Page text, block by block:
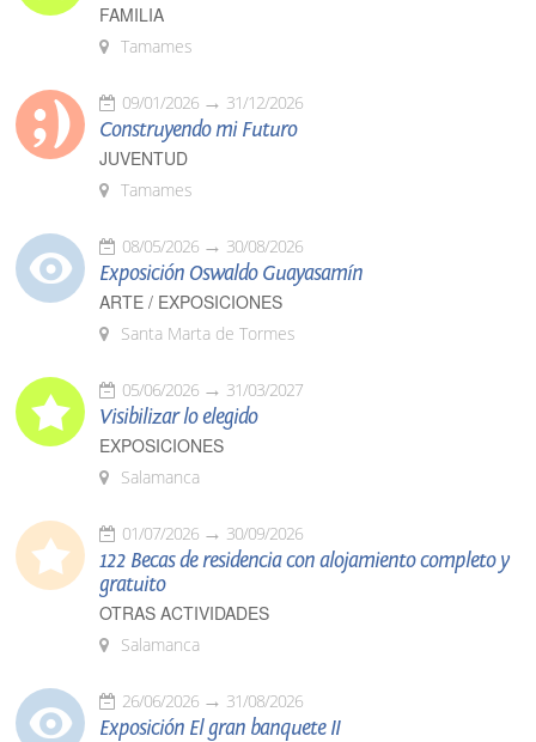
FAMILIA
Tamames
09/01/2026 31/12/2026
Construyendo mi Futuro
JUVENTUD
Tamames
08/05/2026 30/08/2026
Exposición Oswaldo Guayasamín
ARTE / EXPOSICIONES
Santa Marta de Tormes
05/06/2026 31/03/2027
Visibilizar lo elegido
EXPOSICIONES
Salamanca
01/07/2026 30/09/2026
122 Becas de residencia con alojamiento completo y
gratuito
OTRAS ACTIVIDADES
Salamanca
26/06/2026 31/08/2026
Exposición El gran banquete II